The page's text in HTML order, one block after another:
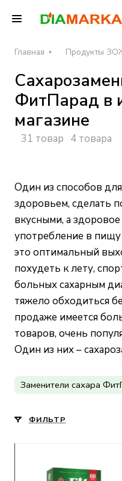
Главная Продукты
ФитПарад в
магазине
31 товар 4 товара
Один из способов
здоровьем, сделать
вкусными, а
употребление в пищу
это оптимальный
похудеть к лету,
больных сахарным
тяжело обходиться
продаже имеется
товаров, очень
Один из них –
Заменители сахара
ФИЛЬТР